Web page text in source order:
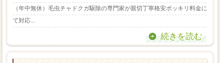
（年中無休）毛虫チャドクガ駆除の専門家が親切丁寧格安ポッキリ料金に
て対応...
続きを読む